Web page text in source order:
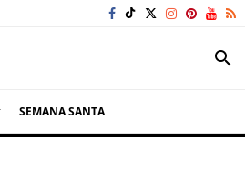
search
SEMANA SANTA